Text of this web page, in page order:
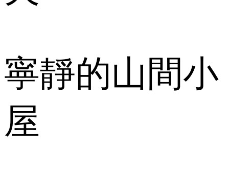
寧靜的山間小
屋